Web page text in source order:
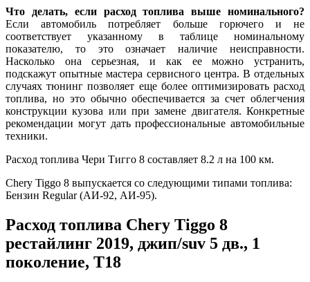
Что делать, если расход топлива выше номинального?
Если автомобиль потребляет больше горючего и не
соответствует указанному в таблице номинальному
показателю, то это означает наличие неисправности.
Насколько она серьезная, и как ее можно устранить,
подскажут опытные мастера сервисного центра. В отдельных
случаях тюнинг позволяет еще более оптимизировать расход
топлива, но это обычно обеспечивается за счет облегчения
конструкции кузова или при замене двигателя. Конкретные
рекомендации могут дать профессиональные автомобильные
техники.
Расход топлива Чери Тигго 8 составляет 8.2 л на 100 км.
Chery Tiggo 8 выпускается со следующими типами топлива:
Бензин Regular (АИ-92, АИ-95).
Расход топлива Chery Tiggo 8
рестайлинг 2019, джип/suv 5 дв., 1
поколение, T18